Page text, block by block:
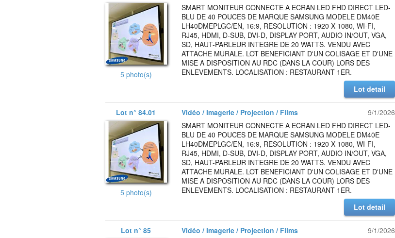
5 photo(s)
SMART MONITEUR CONNECTE A ECRAN LED FHD DIRECT LED-
BLU DE 40 POUCES DE MARQUE SAMSUNG MODELE DM40E
LH40DMEPLGC/EN, 16:9, RESOLUTION : 1920 X 1080, WI-FI,
RJ45, HDMI, D-SUB, DVI-D, DISPLAY PORT, AUDIO IN/OUT, VGA,
SD, HAUT-PARLEUR INTEGRE DE 20 WATTS. VENDU AVEC
ATTACHE MURALE. LOT BENEFICIANT D'UN COLISAGE ET D'UNE
MISE A DISPOSITION AU RDC (DANS LA COUR) LORS DES
ENLEVEMENTS. LOCALISATION : RESTAURANT 1ER.
Lot detail
Lot n° 84.01 Vidéo / Imagerie / Projection / Films 9/1/2026
5 photo(s)
SMART MONITEUR CONNECTE A ECRAN LED FHD DIRECT LED-
BLU DE 40 POUCES DE MARQUE SAMSUNG MODELE DM40E
LH40DMEPLGC/EN, 16:9, RESOLUTION : 1920 X 1080, WI-FI,
RJ45, HDMI, D-SUB, DVI-D, DISPLAY PORT, AUDIO IN/OUT, VGA,
SD, HAUT-PARLEUR INTEGRE DE 20 WATTS. VENDU AVEC
ATTACHE MURALE. LOT BENEFICIANT D'UN COLISAGE ET D'UNE
MISE A DISPOSITION AU RDC (DANS LA COUR) LORS DES
ENLEVEMENTS. LOCALISATION : RESTAURANT 1ER.
Lot detail
Lot n° 85 Vidéo / Imagerie / Projection / Films 9/1/2026